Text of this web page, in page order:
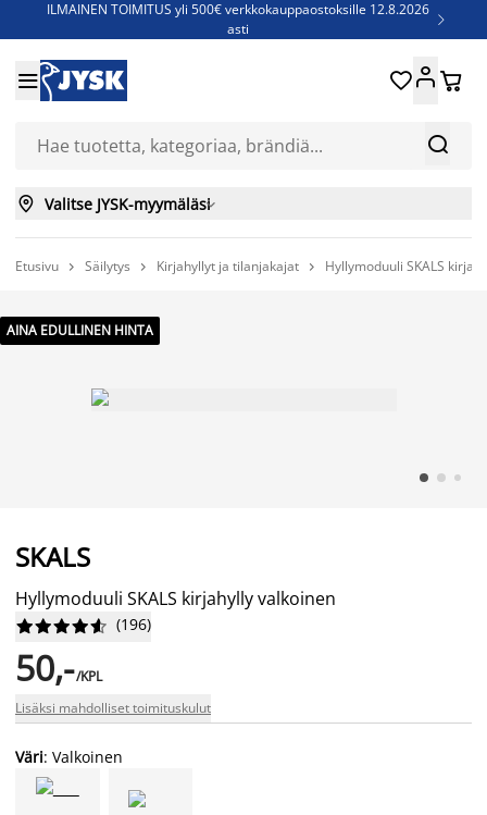
ILMAINEN TOIMITUS yli 500€ verkkokauppaostoksille 12.8.2026
asti

Jenkkisänkyjä - Säästä jopa 60%


 
 Valitse JYSK-myymäläsi
Etusivu  Säilytys  Kirjahyllyt ja tilanjakajat  Hyllymoduuli SKALS
AINA EDULLINEN HINTA
SKALS
Hyllymoduuli SKALS kirjahylly valkoinen





 (196)
50,-/KPL
Lisäksi mahdolliset toimituskulut
Väri: Valkoinen